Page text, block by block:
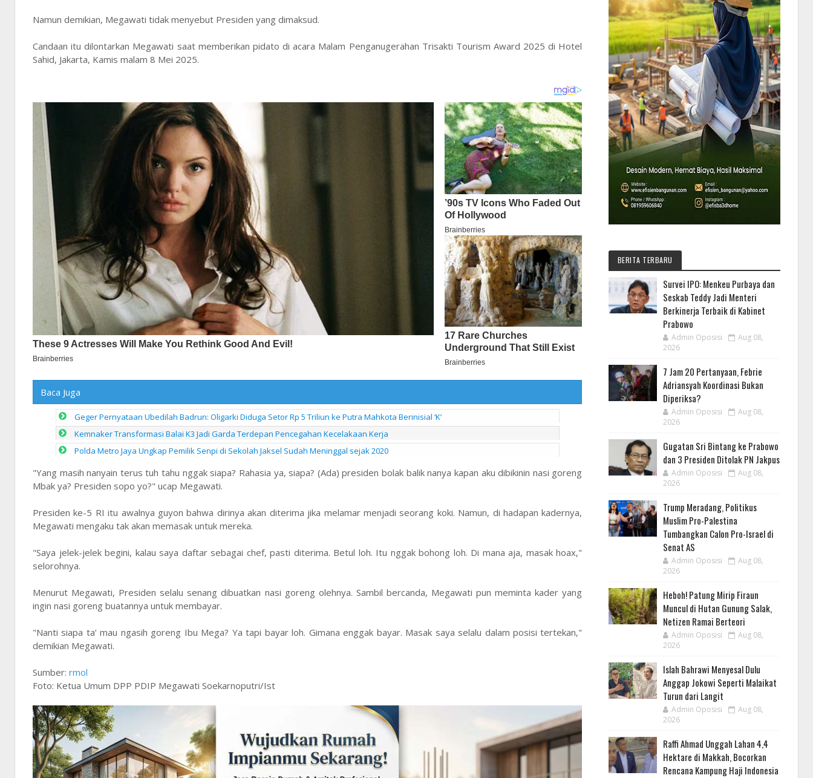
Namun demikian, Megawati tidak menyebut Presiden yang dimaksud.
Candaan itu dilontarkan Megawati saat memberikan pidato di acara Malam Penganugerahan Trisakti Tourism Award 2025 di Hotel
Sahid, Jakarta, Kamis malam 8 Mei 2025.
Baca Juga
Geger Pernyataan Ubedilah Badrun: Oligarki Diduga Setor Rp 5 Triliun ke Putra Mahkota Berinisial ‘K’
Kemnaker Transformasi Balai K3 Jadi Garda Terdepan Pencegahan Kecelakaan Kerja
Polda Metro Jaya Ungkap Pemilik Senpi di Sekolah Jaksel Sudah Meninggal sejak 2020
"Yang masih nanyain terus tuh tahu nggak siapa? Rahasia ya, siapa? (Ada) presiden bolak balik nanya kapan aku dibikinin nasi goreng
Mbak ya? Presiden sopo yo?" ucap Megawati.
Presiden ke-5 RI itu awalnya guyon bahwa dirinya akan diterima jika melamar menjadi seorang koki. Namun, di hadapan kadernya,
Megawati mengaku tak akan memasak untuk mereka.
"Saya jelek-jelek begini, kalau saya daftar sebagai chef, pasti diterima. Betul loh. Itu nggak bohong loh. Di mana aja, masak hoax,"
selorohnya.
Menurut Megawati, Presiden selalu senang dibuatkan nasi goreng olehnya. Sambil bercanda, Megawati pun meminta kader yang
ingin nasi goreng buatannya untuk membayar.
"Nanti siapa ta’ mau ngasih goreng Ibu Mega? Ya tapi bayar loh. Gimana enggak bayar. Masak saya selalu dalam posisi tertekan,"
demikian Megawati.
Sumber: rmol
Foto: Ketua Umum DPP PDIP Megawati Soekarnoputri/Ist
BERITA TERBARU
Survei IPO: Menkeu Purbaya dan
Seskab Teddy Jadi Menteri
Berkinerja Terbaik di Kabinet
Prabowo
Admin Oposisi
Aug 08,
2026
7 Jam 20 Pertanyaan, Febrie
Adriansyah Koordinasi Bukan
Diperiksa?
Admin Oposisi
Aug 08,
2026
Gugatan Sri Bintang ke Prabowo
dan 3 Presiden Ditolak PN Jakpus
Admin Oposisi
Aug 08,
2026
Trump Meradang, Politikus
Muslim Pro-Palestina
Tumbangkan Calon Pro-Israel di
Senat AS
Admin Oposisi
Aug 08,
2026
Heboh! Patung Mirip Firaun
Muncul di Hutan Gunung Salak,
Netizen Ramai Berteori
Admin Oposisi
Aug 08,
2026
Islah Bahrawi Menyesal Dulu
Anggap Jokowi Seperti Malaikat
Turun dari Langit
Admin Oposisi
Aug 08,
2026
Raffi Ahmad Unggah Lahan 4,4
Hektare di Makkah, Bocorkan
Rencana Kampung Haji Indonesia